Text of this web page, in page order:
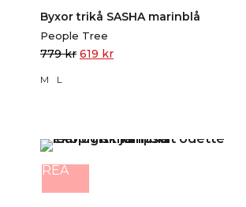
Byxor trikå SASHA marinblå
People Tree
779kr 619 kr
M L
REA